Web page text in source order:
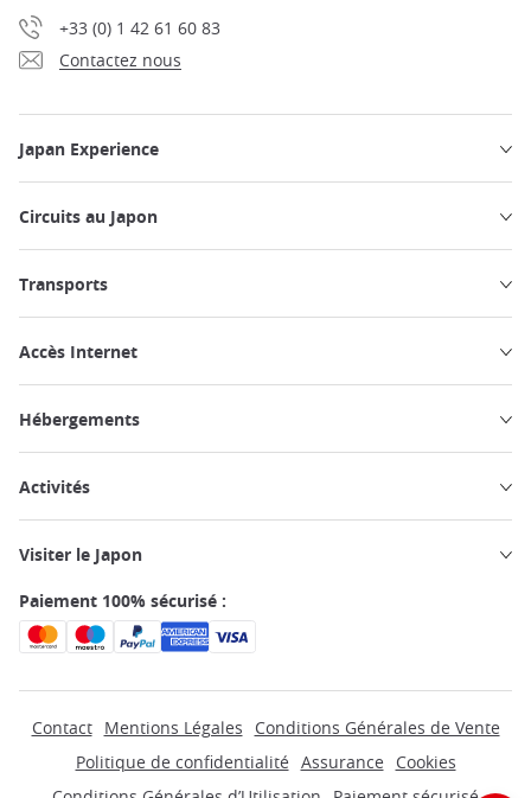
+33 (0) 1 42 61 60 83
Contactez nous
Japan Experience
Circuits au Japon
Transports
Accès Internet
Hébergements
Activités
Visiter le Japon
Paiement 100% sécurisé :
Contact Mentions Légales
Conditions Générales de Vente
Politique de confidentialité Assurance
Cookies